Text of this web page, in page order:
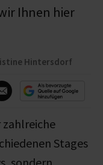
Ihnen hier
Hintersdorf
zahlreiche
Stages